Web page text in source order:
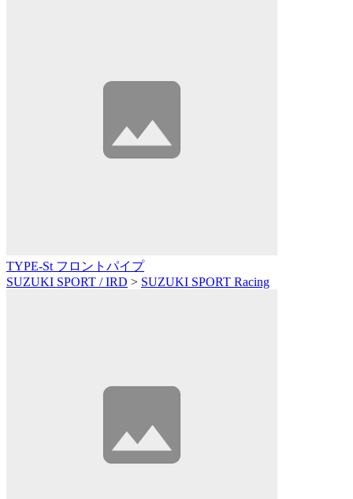
TYPE-St フロントパイプ
SUZUKI SPORT / IRD > SUZUKI SPORT Racing